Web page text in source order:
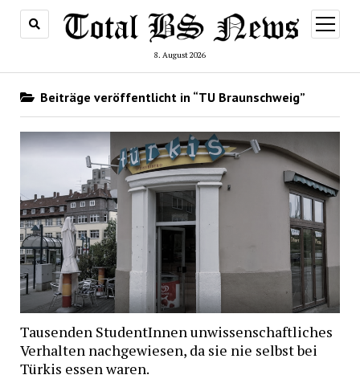
8. August 2026
Menü
öffnen
Beiträge veröffentlicht in “TU Braunschweig”
Tausenden StudentInnen unwissenschaftliches
Verhalten nachgewiesen, da sie nie selbst bei
Türkis essen waren.